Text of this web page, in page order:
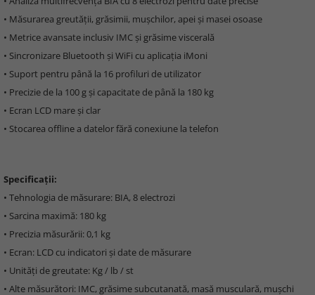
• Măsurarea greutății, grăsimii, mușchilor, apei și masei osoase
• Metrice avansate inclusiv IMC și grăsime viscerală
• Sincronizare Bluetooth și WiFi cu aplicația iMoni
• Suport pentru până la 16 profiluri de utilizator
• Precizie de la 100 g și capacitate de până la 180 kg
• Ecran LCD mare și clar
• Stocarea offline a datelor fără conexiune la telefon
Specificații:
• Tehnologia de măsurare: BIA, 8 electrozi
• Sarcina maximă: 180 kg
• Precizia măsurării: 0,1 kg
• Ecran: LCD cu indicatori și date de măsurare
• Unități de greutate: Kg / lb / st
• Alte măsurători: IMC, grăsime subcutanată, masă musculară, mușchi